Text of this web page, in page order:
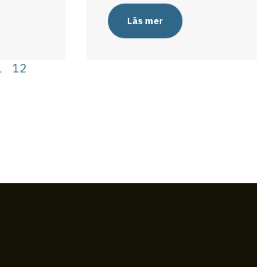
Läs mer
12